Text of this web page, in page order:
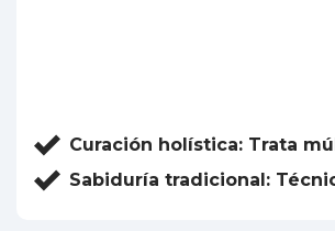
Curación holística: Trata
Sabiduría tradicional: